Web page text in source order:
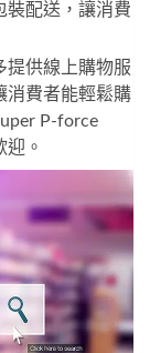
裝配送，讓消費
提供線上購物服
消費者能輕鬆購
P-force
。